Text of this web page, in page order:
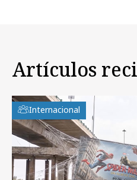
Artículos
Internacional